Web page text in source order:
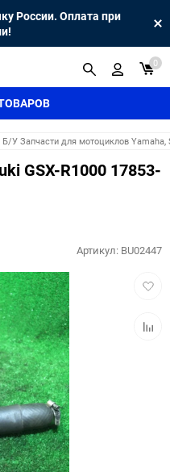
России. Оплата при
0
Б/У Запчасти для мотоциклов Yamaha,
GSX-R1000 17853-
Артикул: BU02447